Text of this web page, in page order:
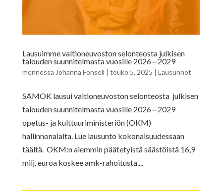
Lausuimme valtioneuvoston selonteosta julkisen
talouden suunnitelmasta vuosille 2026—2029
mennessä Johanna Fonsell | touko 5, 2025 | Lausunnot
SAMOK lausui valtioneuvoston selonteosta julkisen
talouden suunnitelmasta vuosille 2026—2029
opetus- ja kulttuuriministeriön (OKM)
hallinnonalalta. Lue lausunto kokonaisuudessaan
täältä. OKM:n aiemmin päätetyistä säästöistä 16,9
milj. euroa koskee amk-rahoitusta....